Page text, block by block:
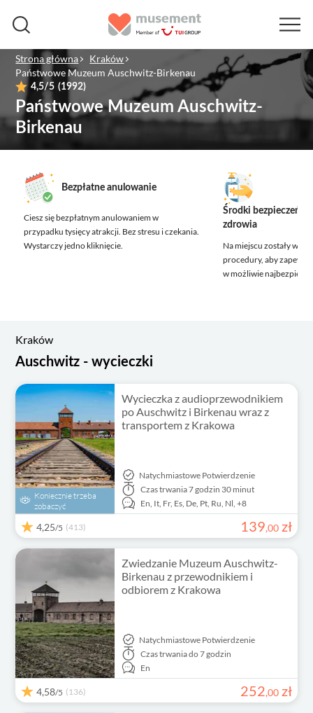
Strona główna
Kraków
Państwowe Muzeum Auschwitz-Birkenau
4,5/5 (1992)
Państwowe Muzeum Auschwitz-
Birkenau
Bezpłatne anulowanie
Ciesz się bezpłatnym anulowaniem w
przypadku tysięcy atrakcji. Bez stresu i czekania.
Wystarczy jedno kliknięcie.
Środki
zdrowia
Na miejscu zostały
procedury, aby
w możliwie
Kraków
Auschwitz - wycieczki
Koniecznie trzeba
zobaczyć
Wycieczka z audioprzewodnikiem
po Auschwitz i Birkenau wraz z
transportem z Krakowa
Natychmiastowe Potwierdzenie
Czas trwania7 godzin 30 minut
En, It, Fr, Es, De, Pt, Ru, Nl, +8
4,25/5 (413) 139,00 zł
Zwiedzanie Muzeum Auschwitz-
Birkenau z przewodnikiem i
odbiorem z Krakowa
Natychmiastowe Potwierdzenie
Czas trwaniado 7 godzin
En
4,58/5 (136) 252,00 zł